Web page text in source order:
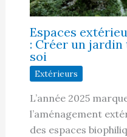
Espaces
: Créer un
soi
Extérieurs
L’année 2025
l’aménagement
des espaces